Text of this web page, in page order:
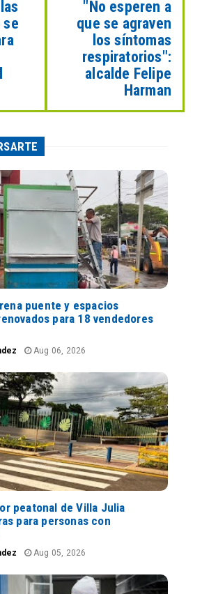
se
"No esperen a
que se agraven
los síntomas
respiratorios":
alcalde Felipe
Harman
puente y espacios
para 18 vendedores
Aug 06, 2026
peatonal de Villa Julia
para personas con
Aug 05, 2026